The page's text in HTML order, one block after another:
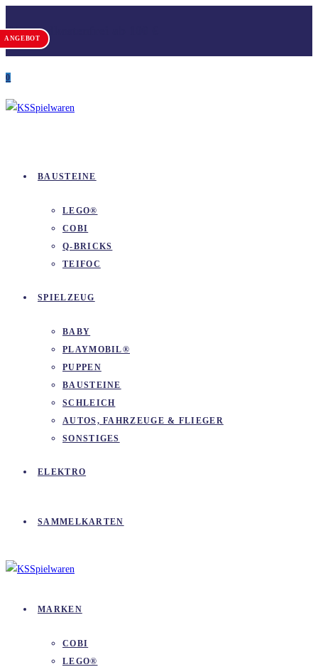
Inhalt
springen
Versandkostenfrei ab 100 €
0
BAUSTEINE
LEGO®
COBI
Q-BRICKS
TEIFOC
SPIELZEUG
BABY
PLAYMOBIL®
PUPPEN
BAUSTEINE
SCHLEICH
AUTOS, FAHRZEUGE & FLIEGER
SONSTIGES
ELEKTRO
SAMMELKARTEN
MARKEN
COBI
LEGO®
ANGEBOT